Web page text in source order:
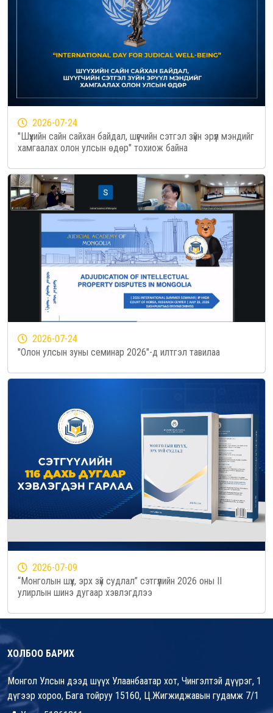
2026-07-24
"Шүүхийн сайн сайхан байдал, шүүгчийн сэтгэл зүйн эрүүл мэндийг
хамгаалах олон улсын өдөр" тохиож байна
2026-07-24
"Олон улсын зуны семинар 2026"-д илтгэл тавилаа
2026-07-09
“Монголын шүүх, эрх зүй судлал” сэтгүүлийн 2026 оны II
улирлын шинэ дугаар хэвлэгдлээ
ХОЛБОО БАРИХ
Монгол Улсын дээд шүүх Улаанбаатар хот, Чингэлтэй дүүрэг, 1
дүгээр хороо, Бага тойруу 15160, Ц.Жигжиджавын гудамж 7/1